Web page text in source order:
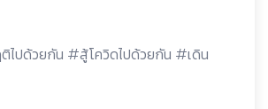
ติไปด้วยกัน #สู้โควิดไปด้วยกัน #เดิน